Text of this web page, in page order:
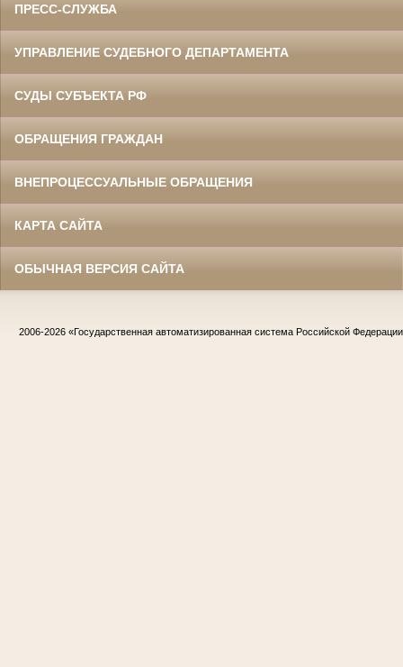
ПРЕСС-СЛУЖБА
УПРАВЛЕНИЕ СУДЕБНОГО ДЕПАРТАМЕНТА
СУДЫ СУБЪЕКТА РФ
ОБРАЩЕНИЯ ГРАЖДАН
ВНЕПРОЦЕССУАЛЬНЫЕ ОБРАЩЕНИЯ
КАРТА САЙТА
ОБЫЧНАЯ ВЕРСИЯ САЙТА
2006-2026 «Государственная автоматизированная система Российской